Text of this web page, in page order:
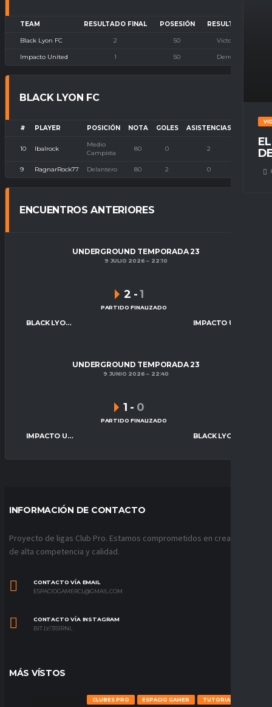
TEAM RESULTADO FINAL POSESIÓN RESULTADO
Black Lyon FC 2 50 Victoria
Impacto United 1 50 Derrota
BLACK LYON FC
# PLAYER POSICIÓN NOTA GOLES ASISTENCIAS P.
10 Ibalrock
Medio
Campista
80 0 2 0
9 RagnarRock77 Delantero 80 2 0
ENCUENTROS ANTERIORES
UNDERGROUND TEMPORADA 23
9 JULIO 2026 22:10
BLACK LYON FC
2 -1
PARTIDO FINALIZADO
UNDERGROUND TEMPORADA 23
9 JUNIO 2026 22:40
IMPACTO UNITED
1 - 0
PARTIDO FINALIZADO
INFORMACIÓN DE CONTACTO
Proyecto de ligas Club Pro. Estamos comprometidos en crear ligas
de alta competencia y calidad.
CONTACTO VÍA EMAIL
ESPACIOGAMERCL@GMAIL.COM
CONTACTO VÍA INSTAGRAM
BIT.LY/31S1RNL
MÁS VÍSTOS
CLUBES PRO ESPACIO GAMER TUTORIALES